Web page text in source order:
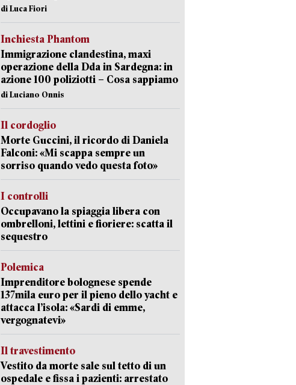
di Luca Fiori
Inchiesta Phantom
Immigrazione clandestina, maxi
operazione della Dda in Sardegna: in
azione 100 poliziotti – Cosa sappiamo
di Luciano Onnis
Il cordoglio
Morte Guccini, il ricordo di Daniela
Falconi: «Mi scappa sempre un
sorriso quando vedo questa foto»
I controlli
Occupavano la spiaggia libera con
ombrelloni, lettini e fioriere: scatta il
sequestro
Polemica
Imprenditore bolognese spende
137mila euro per il pieno dello yacht e
attacca l’isola: «Sardi di emme,
vergognatevi»
Il travestimento
Vestito da morte sale sul tetto di un
ospedale e fissa i pazienti: arrestato